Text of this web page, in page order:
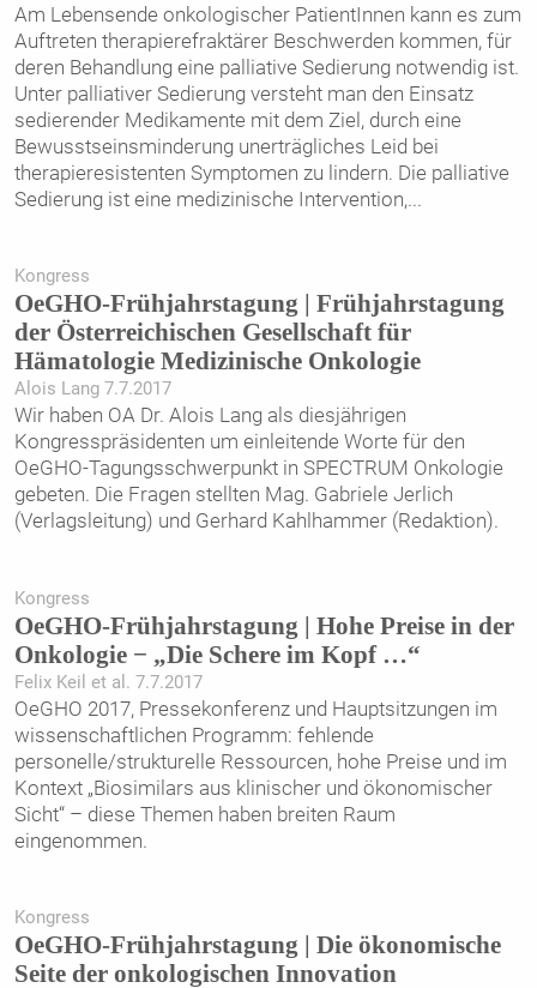
Am Lebensende onkologischer PatientInnen kann es zum
Auftreten therapierefraktärer Beschwerden kommen, für
deren Behandlung eine palliative Sedierung notwendig ist.
Unter palliativer Sedierung versteht man den Einsatz
sedierender Medikamente mit dem Ziel, durch eine
Bewusstseinsminderung unerträgliches Leid bei
therapieresistenten Symptomen zu lindern. Die palliative
Sedierung ist eine medizinische Intervention,...
Kongress
OeGHO-Frühjahrstagung | Frühjahrstagung
der Österreichischen Gesellschaft für
Hämatologie Medizinische Onkologie
Alois Lang 7.7.2017
Wir haben OA Dr. Alois Lang als diesjährigen
Kongresspräsidenten um einleitende Worte für den
OeGHO-Tagungsschwerpunkt in SPECTRUM Onkologie
gebeten. Die Fragen stellten Mag. Gabriele Jerlich
(Verlagsleitung) und Gerhard Kahlhammer (Redaktion).
Kongress
OeGHO-Frühjahrstagung | Hohe Preise in der
Onkologie − „Die Schere im Kopf …“
Felix Keil et al. 7.7.2017
OeGHO 2017, Pressekonferenz und Hauptsitzungen im
wissenschaftlichen Programm: fehlende
personelle/strukturelle Ressourcen, hohe Preise und im
Kontext „Biosimilars aus klinischer und ökonomischer
Sicht“ – diese Themen haben breiten Raum
eingenommen.
Kongress
OeGHO-Frühjahrstagung | Die ökonomische
Seite der onkologischen Innovation